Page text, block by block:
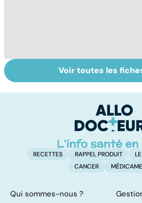
Comment
faciliter la
pour
Voir toutes les
RECETTES RAPPEL PRODUIT
CANCER
Qui sommes-nous ?